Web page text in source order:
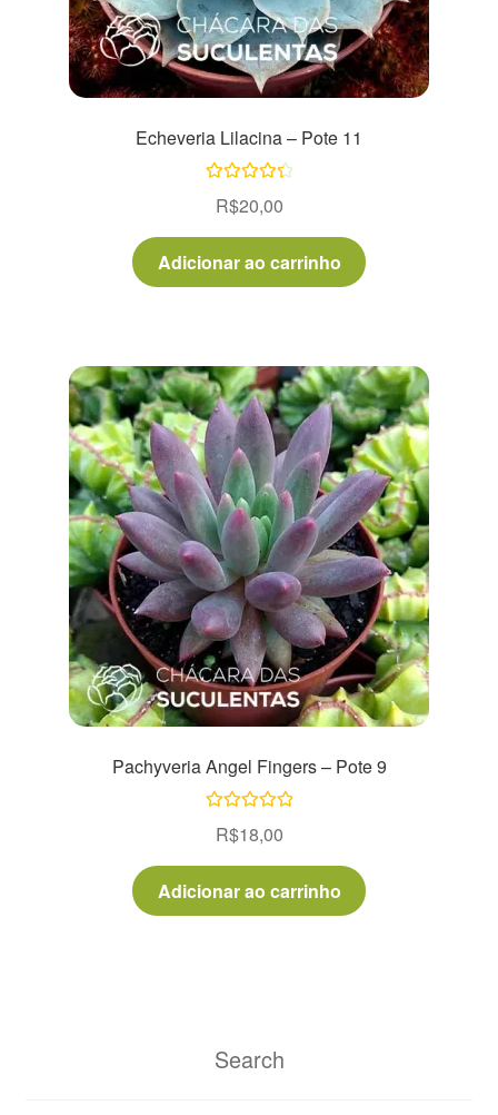
Echeveria Lilacina – Pote 11
4.50de 5
R$20,00
Adicionar ao carrinho
Pachyveria Angel Fingers – Pote 9
5.00 de 5
R$18,00
Adicionar ao carrinho
Search